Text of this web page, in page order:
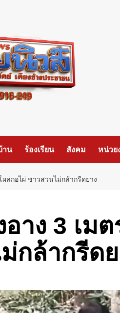
าน ร้องเรียน สังคม หน่วย
ผล่กอไผ่ ชาวสวนไม่กล้ากรีดยาง
าง 3 เม
กล้ากรีด